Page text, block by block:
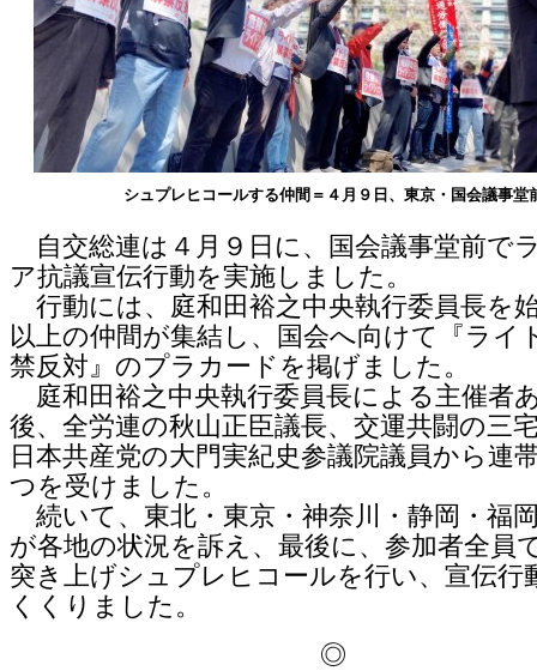
シュプレヒコールする仲間＝４月９日、東京・国会議事堂
自交総連は４月９日に、国会議事堂前で
ア抗議宣伝行動を実施しました。
行動には、庭和田裕之中央執行委員長を
以上の仲間が集結し、国会へ向けて『ライ
禁反対』のプラカードを掲げました。
庭和田裕之中央執行委員長による主催者
後、全労連の秋山正臣議長、交運共闘の三
日本共産党の大門実紀史参議院議員から連
つを受けました。
続いて、東北・東京・神奈川・静岡・福
が各地の状況を訴え、最後に、参加者全員
突き上げシュプレヒコールを行い、宣伝行
くくりました。
◎